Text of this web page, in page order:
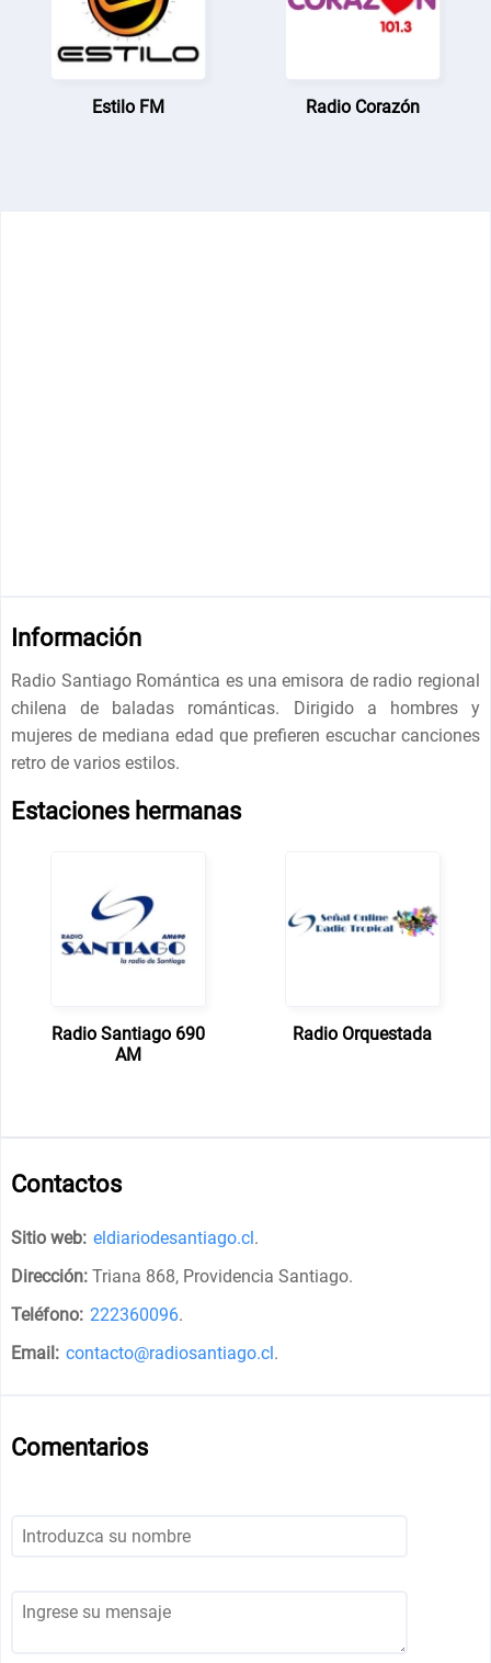
Estilo FM Radio Corazón
Información
Radio Santiago Romántica es una emisora ​​de radio regional
chilena de baladas románticas. Dirigido a hombres y
mujeres de mediana edad que prefieren escuchar canciones
retro de varios estilos.
Estaciones hermanas
Radio Santiago 690
AM
Radio Orquestada
Contactos
Sitio web: eldiariodesantiago.cl.
Dirección: Triana 868, Providencia Santiago.
Teléfono: 222360096.
Email: contacto@radiosantiago.cl.
Comentarios